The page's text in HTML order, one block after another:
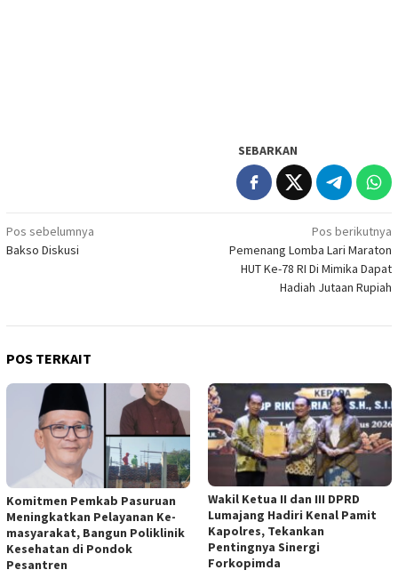
SEBARKAN
Navigasi
pos
Pos sebelumnya
Bakso Diskusi
Pos berikutnya
Pemenang Lomba Lari Maraton
HUT Ke-78 RI Di Mimika Dapat
Hadiah Jutaan Rupiah
POS TERKAIT
Komitmen Pemkab Pasuruan
Meningkatkan Pelayanan Ke-
masyarakat, Bangun Poliklinik
Kesehatan di Pondok
Pesantren
Wakil Ketua II dan III DPRD
Lumajang Hadiri Kenal Pamit
Kapolres, Tekankan
Pentingnya Sinergi
Forkopimda